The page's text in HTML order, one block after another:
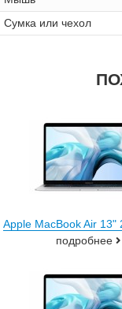
Сумка или чехол
подробнее